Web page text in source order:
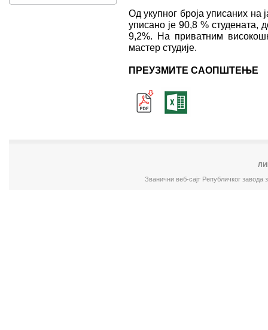
Од укупног броја уписаних на
уписано је 90,8 % студената,
9,2%. На приватним
мастер студије.
ПРЕУЗМИТЕ САОПШТЕЊЕ
Званични веб-сајт Републичког